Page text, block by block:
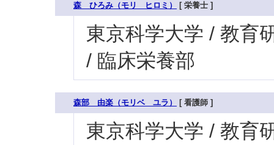
森 ひろみ（モリ ヒロミ） [ 栄養士 ]
東京科学大学 / 教育
/ 臨床栄養部
森部 由楽（モリベ ユラ） [ 看護師 ]
東京科学大学 / 教育